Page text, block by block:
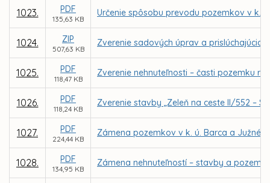
1023. PDF
135,63 KB
Určenie spôsobu prevodu pozemkov v k.
1024. ZIP
507,63 KB
Zverenie sadových úprav a
1025. PDF
118,47 KB
Zverenie nehnuteľnosti – časti pozemku
1026. PDF
118,24 KB
Zverenie stavby „Zeleň na ceste II/552 –
1027. PDF
224,44 KB
Zámena pozemkov v k. ú. Barca a Južné
1028. PDF
134,95 KB
Zámena nehnuteľností – stavby a